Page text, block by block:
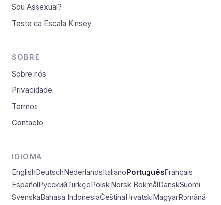
Sou Assexual?
Teste da Escala Kinsey
SOBRE
Sobre nós
Privacidade
Termos
Contacto
IDIOMA
English Deutsch Nederlands ItalianoPortuguêsFrançais
Español РусскийTürkçe Polski Norsk Bokmål DanskSuomi
Svenska Bahasa IndonesiaČeština Hrvatski MagyarRomână